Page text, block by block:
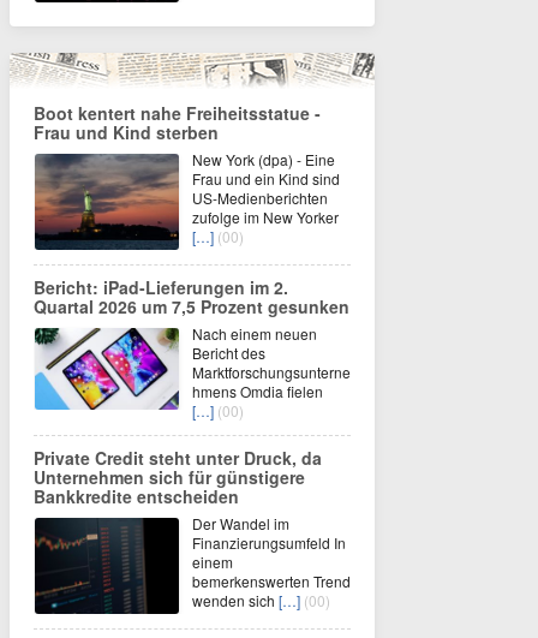
Boot kentert nahe Freiheitsstatue -
Frau und Kind sterben
New York (dpa) - Eine
Frau und ein Kind sind
US-Medienberichten
zufolge im New Yorker
[…] (00)
Bericht: iPad-Lieferungen im 2.
Quartal 2026 um 7,5 Prozent gesunken
Nach einem neuen
Bericht des
Marktforschungsunterne
hmens Omdia fielen
[…] (00)
Private Credit steht unter Druck, da
Unternehmen sich für günstigere
Bankkredite entscheiden
Der Wandel im
Finanzierungsumfeld In
einem
bemerkenswerten Trend
wenden sich […] (00)